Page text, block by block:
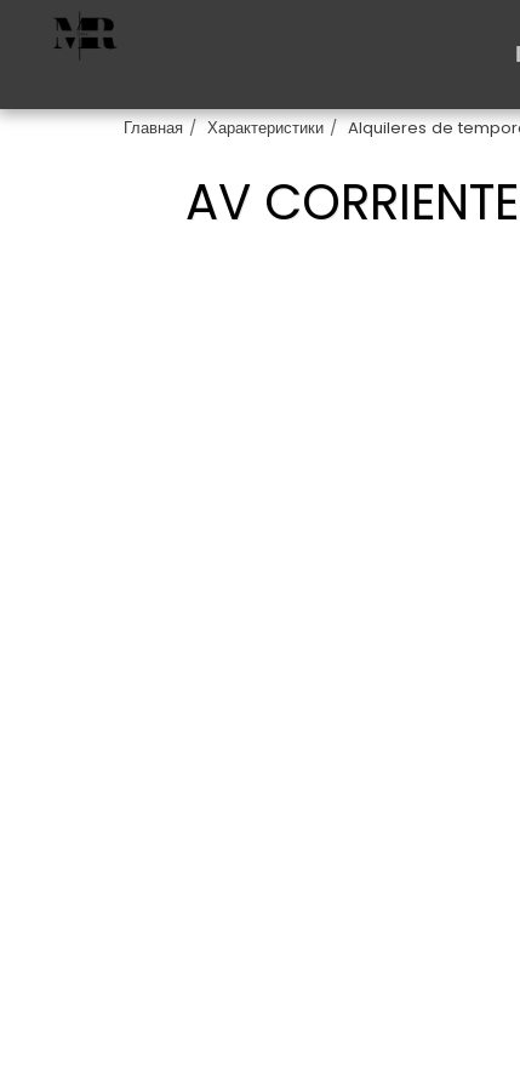
Главная Характеристики Alquileres de
AV